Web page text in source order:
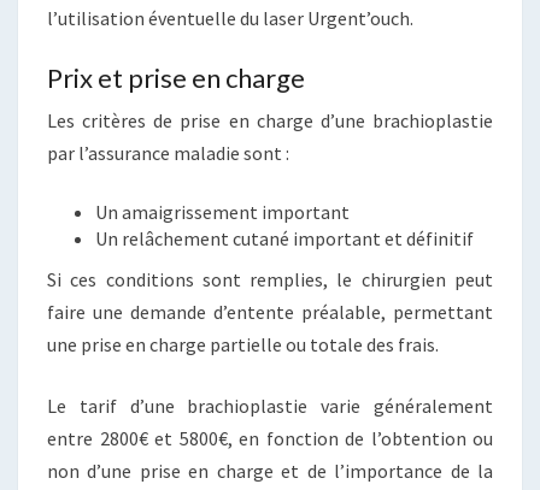
l’utilisation éventuelle du laser Urgent’ouch.
Prix et prise en charge
Les critères de prise en charge d’une brachioplastie
par l’assurance maladie sont :
Un amaigrissement important
Un relâchement cutané important et définitif
Si ces conditions sont remplies, le chirurgien peut
faire une demande d’entente préalable, permettant
une prise en charge partielle ou totale des frais.
Le tarif d’une brachioplastie varie généralement
entre 2800€ et 5800€, en fonction de l’obtention ou
non d’une prise en charge et de l’importance de la